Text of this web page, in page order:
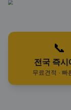
📞
전국 즉시
무료견적 · 빠